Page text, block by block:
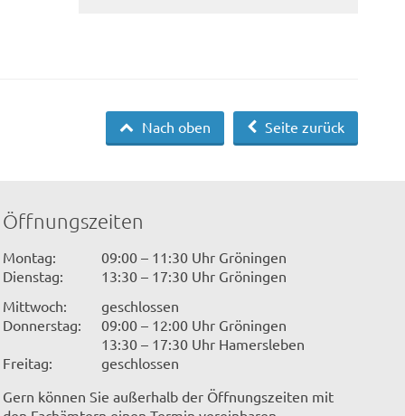
Seite zurück
Nach oben
Öffnungszeiten
Montag:
09:00 – 11:30 Uhr Gröningen
Dienstag:
13:30 – 17:30 Uhr Gröningen
Mittwoch:
geschlossen
Donnerstag:
09:00 – 12:00 Uhr Gröningen
13:30 – 17:30 Uhr Hamersleben
Freitag:
geschlossen
Gern können Sie außerhalb der Öffnungszeiten mit